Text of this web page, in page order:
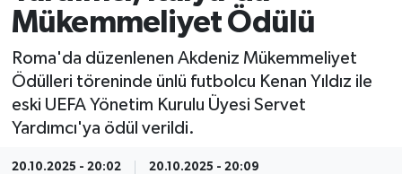
Mükemmeliyet Ödülü
Roma'da düzenlenen Akdeniz Mükemmeliyet
Ödülleri töreninde ünlü futbolcu Kenan Yıldız ile
eski UEFA Yönetim Kurulu Üyesi Servet
Yardımcı'ya ödül verildi.
20.10.2025 - 20:02 20.10.2025 - 20:09